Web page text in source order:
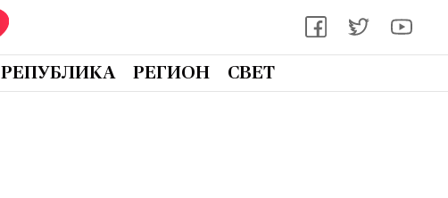
РЕПУБЛИКА РЕГИОН СВЕТ